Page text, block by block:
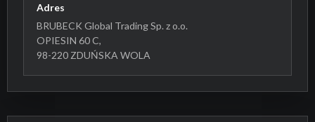
Adres
BRUBECK Global Trading Sp. z o.o.
OPIESIN 60 C,
98-220 ZDUŃSKA WOLA